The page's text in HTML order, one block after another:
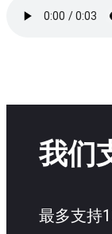
我们
最多支持